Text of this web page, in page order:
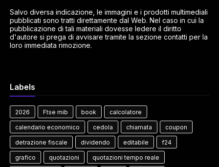
Salvo diversa indicazione, le immagini e i prodotti multimediali
pubblicati sono tratti direttamente dal Web. Nel caso in cui la
pubblicazione di tali materiali dovesse ledere il diritto
d'autore si prega di avvisare tramite la sezione contatti per la
loro immediata rimozione.
Labels
2026 Ftse mib book calcolatore
calendario economico cedola chiamata coupon
detrazione fiscale dividendo editabile f24
grafico quotazioni quotazioni tempo reale